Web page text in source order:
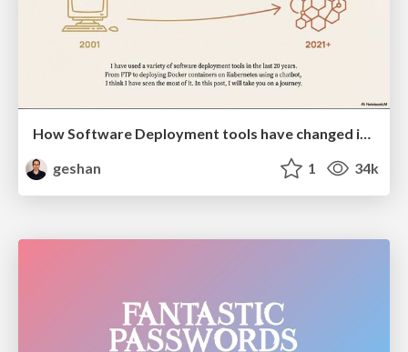
How Software Deployment tools have changed in the past 20 years
geshan
1 34k